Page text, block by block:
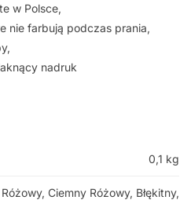
w Polsce,
nie farbują podczas prania,
nadruk
0,1 kg
Różowy, Ciemny Różowy, Błękitny,